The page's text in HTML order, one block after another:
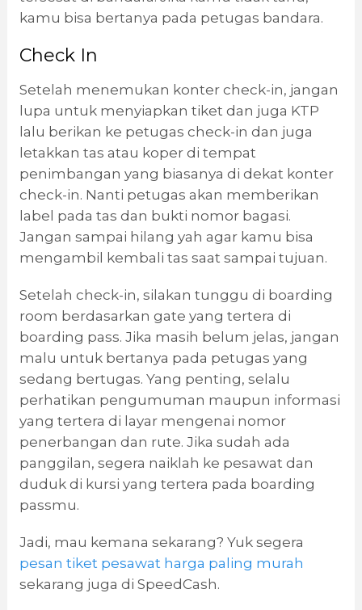
kamu bisa bertanya pada petugas bandara.
Check In
Setelah menemukan konter check-in, jangan
lupa untuk menyiapkan tiket dan juga KTP
lalu berikan ke petugas check-in dan juga
letakkan tas atau koper di tempat
penimbangan yang biasanya di dekat konter
check-in. Nanti petugas akan memberikan
label pada tas dan bukti nomor bagasi.
Jangan sampai hilang yah agar kamu bisa
mengambil kembali tas saat sampai tujuan.
Setelah check-in, silakan tunggu di boarding
room berdasarkan gate yang tertera di
boarding pass. Jika masih belum jelas, jangan
malu untuk bertanya pada petugas yang
sedang bertugas. Yang penting, selalu
perhatikan pengumuman maupun informasi
yang tertera di layar mengenai nomor
penerbangan dan rute. Jika sudah ada
panggilan, segera naiklah ke pesawat dan
duduk di kursi yang tertera pada boarding
passmu.
Jadi, mau kemana sekarang? Yuk segera
pesan tiket pesawat harga paling murah
sekarang juga di SpeedCash.